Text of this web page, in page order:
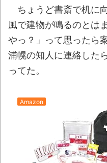
【描込】なんだ
「これで11万取
ドアノブの修理を
なった
したら第七王子だ
めます 24」「ポ
「題名のない音
36年 ～因果な逆
ちょうど書斎で机に
風で建物が鳴るのとは
やっ？」って思ったら
浦幌の知人に連絡した
ってた。
Amazon